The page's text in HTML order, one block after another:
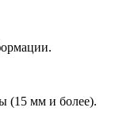
(15 мм и более).